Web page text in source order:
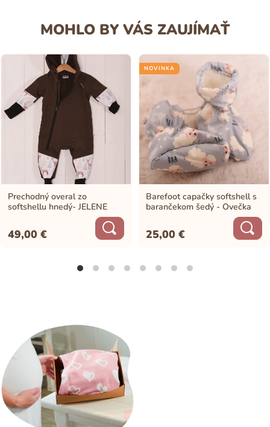
MOHLO BY VÁS ZAUJÍMAŤ
Prechodný overal zo
softshellu hnedý- JELENE
49,00€
NOVINKA
Barefoot capačky softshell s
barančekom šedý - Ovečka
25,00€